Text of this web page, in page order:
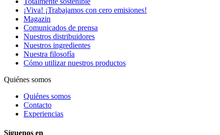
¡Viva! ¡Trabajamos con cero emisiones!
Magazin
Comunicados de prensa
Nuestros distribuidores
Nuestros ingredientes
Nuestra filosofía
Cómo utilizar nuestros productos
Quiénes somos
Quiénes somos
Contacto
Experiencias
Síguenos en